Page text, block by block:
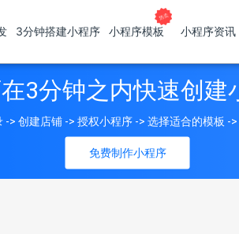
3分钟搭建小程序 小程序模板 小程序资讯
3分钟之内快速创
免费制作小程序
-> 创建店铺 -> 授权小程序 -> 选择适合的模板 -